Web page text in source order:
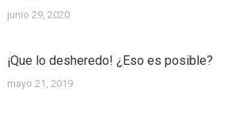
junio 29, 2020
¡Que lo desheredo! ¿Eso es posible?
mayo 21, 2019